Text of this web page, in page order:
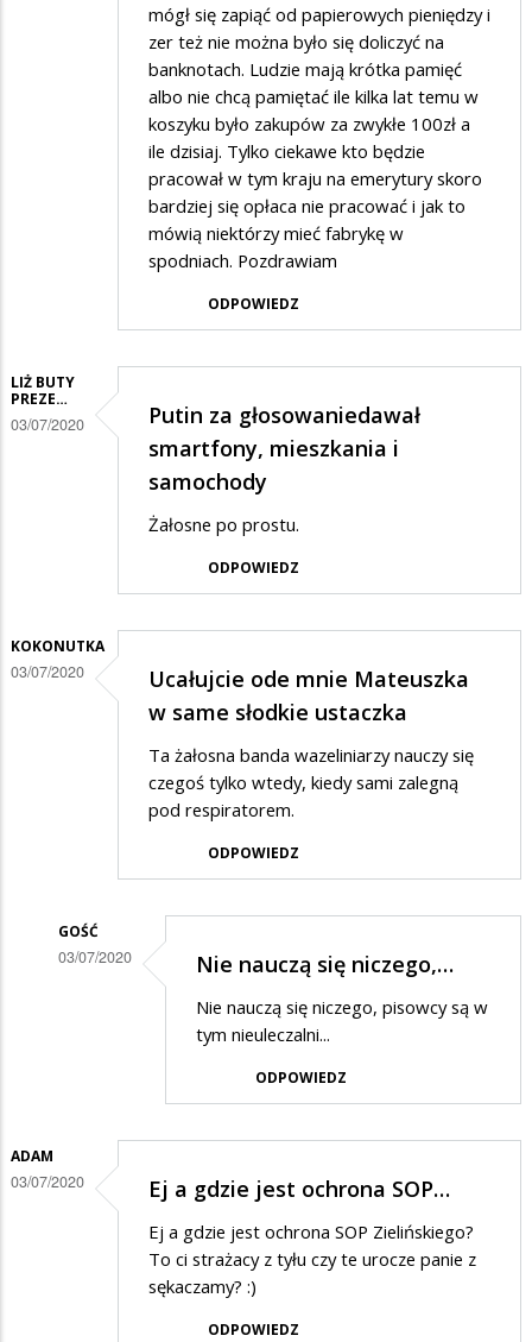
mógł się zapiąć od papierowych pieniędzy i
zer też nie można było się doliczyć na
banknotach. Ludzie mają krótka pamięć
albo nie chcą pamiętać ile kilka lat temu w
koszyku było zakupów za zwykłe 100zł a
ile dzisiaj. Tylko ciekawe kto będzie
pracował w tym kraju na emerytury skoro
bardziej się opłaca nie pracować i jak to
mówią niektórzy mieć fabrykę w
spodniach. Pozdrawiam
ODPOWIEDZ
LIŻ BUTY
PREZE…
03/07/2020
Putin za głosowaniedawał
smartfony, mieszkania i
samochody
Żałosne po prostu.
ODPOWIEDZ
KOKONUTKA
03/07/2020
Ucałujcie ode mnie Mateuszka
w same słodkie ustaczka
Ta żałosna banda wazeliniarzy nauczy się
czegoś tylko wtedy, kiedy sami zalegną
pod respiratorem.
ODPOWIEDZ
GOŚĆ
03/07/2020
Mateuszka
Nie nauczą się niczego,…
Nie nauczą się niczego, pisowcy są w
tym nieuleczalni...
ODPOWIEDZ
ADAM
03/07/2020 Ej a gdzie jest ochrona SOP…
Ej a gdzie jest ochrona SOP Zielińskiego?
To ci strażacy z tyłu czy te urocze panie z
sękaczamy? :)
ODPOWIEDZ